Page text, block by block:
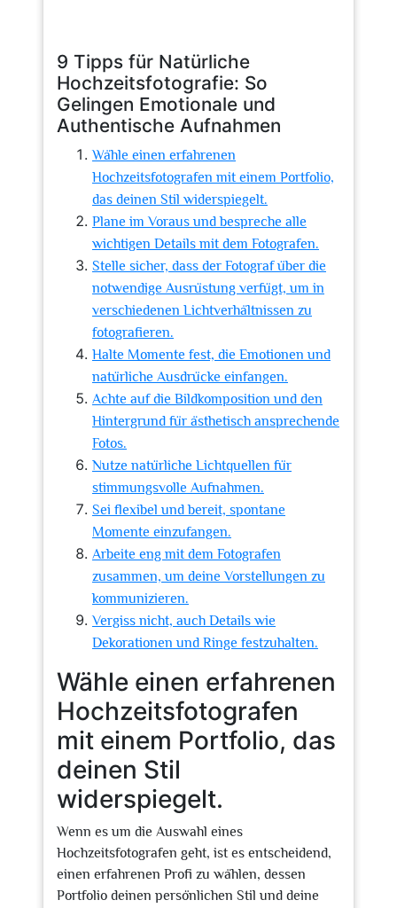
9 Tipps für Natürliche
Hochzeitsfotografie: So
Gelingen Emotionale und
Authentische Aufnahmen
Wähle einen erfahrenen
Hochzeitsfotografen mit einem Portfolio,
das deinen Stil widerspiegelt.
Plane im Voraus und bespreche alle
wichtigen Details mit dem Fotografen.
Stelle sicher, dass der Fotograf über die
notwendige Ausrüstung verfügt, um in
verschiedenen Lichtverhältnissen zu
fotografieren.
Halte Momente fest, die Emotionen und
natürliche Ausdrücke einfangen.
Achte auf die Bildkomposition und den
Hintergrund für ästhetisch ansprechende
Fotos.
Nutze natürliche Lichtquellen für
stimmungsvolle Aufnahmen.
Sei flexibel und bereit, spontane
Momente einzufangen.
Arbeite eng mit dem Fotografen
zusammen, um deine Vorstellungen zu
kommunizieren.
Vergiss nicht, auch Details wie
Dekorationen und Ringe festzuhalten.
Wähle einen erfahrenen
Hochzeitsfotografen
mit einem Portfolio, das
deinen Stil
widerspiegelt.
Wenn es um die Auswahl eines
Hochzeitsfotografen geht, ist es entscheidend,
einen erfahrenen Profi zu wählen, dessen
Portfolio deinen persönlichen Stil und deine